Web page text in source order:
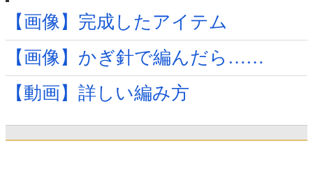
【画像】完成したアイテム
【画像】かぎ針で編んだら……
【動画】詳しい編み方